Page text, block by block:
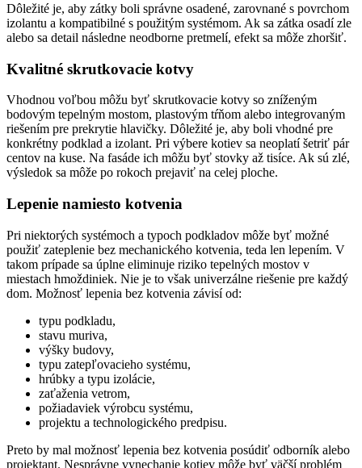
Dôležité je, aby zátky boli správne osadené, zarovnané s povrchom
izolantu a kompatibilné s použitým systémom. Ak sa zátka osadí zle
alebo sa detail následne neodborne pretmelí, efekt sa môže zhoršiť.
Kvalitné skrutkovacie kotvy
Vhodnou voľbou môžu byť skrutkovacie kotvy so zníženým
bodovým tepelným mostom, plastovým tŕňom alebo integrovaným
riešením pre prekrytie hlavičky. Dôležité je, aby boli vhodné pre
konkrétny podklad a izolant. Pri výbere kotiev sa neoplatí šetriť pár
centov na kuse. Na fasáde ich môžu byť stovky až tisíce. Ak sú zlé,
výsledok sa môže po rokoch prejaviť na celej ploche.
Lepenie namiesto kotvenia
Pri niektorých systémoch a typoch podkladov môže byť možné
použiť zateplenie bez mechanického kotvenia, teda len lepením. V
takom prípade sa úplne eliminuje riziko tepelných mostov v
miestach hmoždiniek. Nie je to však univerzálne riešenie pre každý
dom. Možnosť lepenia bez kotvenia závisí od:
typu podkladu,
stavu muriva,
výšky budovy,
typu zatepľovacieho systému,
hrúbky a typu izolácie,
zaťaženia vetrom,
požiadaviek výrobcu systému,
projektu a technologického predpisu.
Preto by mal možnosť lepenia bez kotvenia posúdiť odborník alebo
projektant. Nesprávne vynechanie kotiev môže byť väčší problém